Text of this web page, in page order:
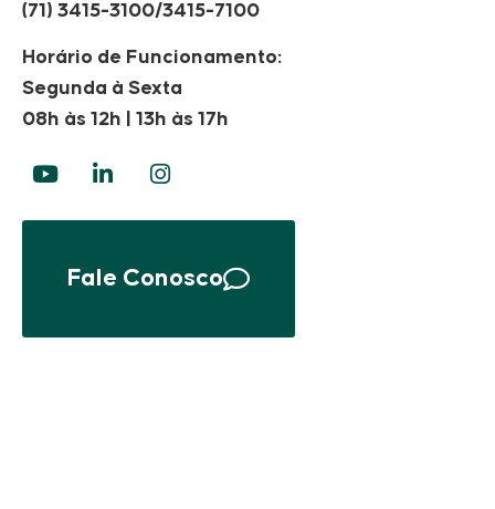
(71) 3415-3100/3415-7100
Horário de Funcionamento:
Segunda à Sexta
08h às 12h | 13h às 17h
Fale Conosco